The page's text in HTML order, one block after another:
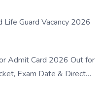
Guard Vacancy 2026
Admit Card 2026 Out for
Exam Date & Direct